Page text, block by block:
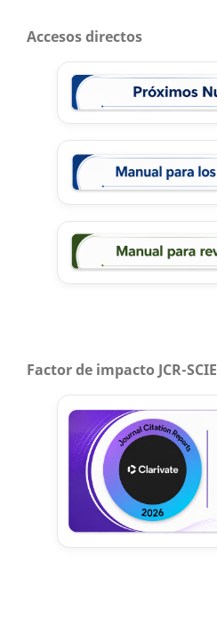
Accesos directos
Factor de impacto JCR-SCIE